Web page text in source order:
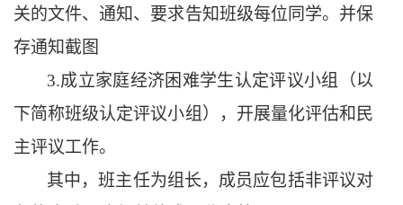
关的文件、通知、要求告知班级每位同学。并保
存通知截图
3.成立家庭经济困难学生认定评议小组（以
下简称班级认定评议小组），开展量化评估和民
主评议工作。
其中，班主任为组长，成员应包括非评议对